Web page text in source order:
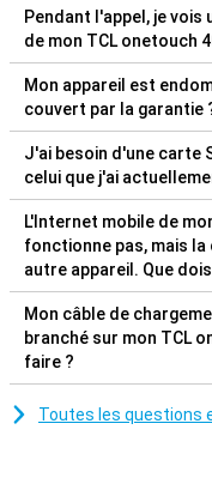
Pendant l'appel, je
de mon TCL onetouch
Mon appareil est
couvert par la garantie
J'ai besoin d'une carte
celui que j'ai
L'Internet mobile de
fonctionne pas, mais
autre appareil. Que
Mon câble de
branché sur mon TCL
faire ?
Toutes les questions